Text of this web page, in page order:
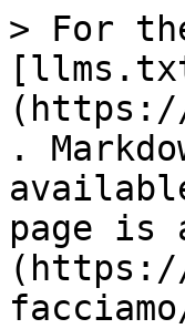
> For
.
page is
(https://